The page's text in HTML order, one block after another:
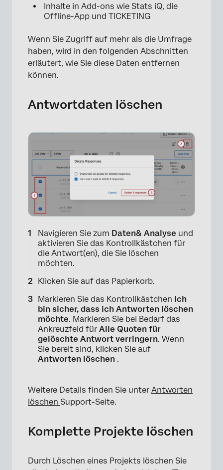
×
Inhalte in Add-ons wie Stats iQ, die
Offline-App und TICKETING
Wenn Sie Zugriff auf mehr als die Umfrage
haben, wird in den folgenden Abschnitten
erläutert, wie Sie diese Daten entfernen
können.
Antwortdaten löschen
Navigieren Sie zum Daten& Analyse und
aktivieren Sie das Kontrollkästchen für
die Antwort(en), die Sie löschen
möchten.
Klicken Sie auf das Papierkorb.
Markieren Sie das Kontrollkästchen Ich
bin sicher, dass ich Antworten löschen
möchte. Markieren Sie bei Bedarf das
Ankreuzfeld für Alle Quoten für
gelöschte Antwort verringern. Wenn
Sie bereit sind, klicken Sie auf
Antworten löschen .
Weitere Details finden Sie unter Antworten
löschen Support-Seite.
Komplette Projekte löschen
Durch Löschen eines Projekts löschen Sie